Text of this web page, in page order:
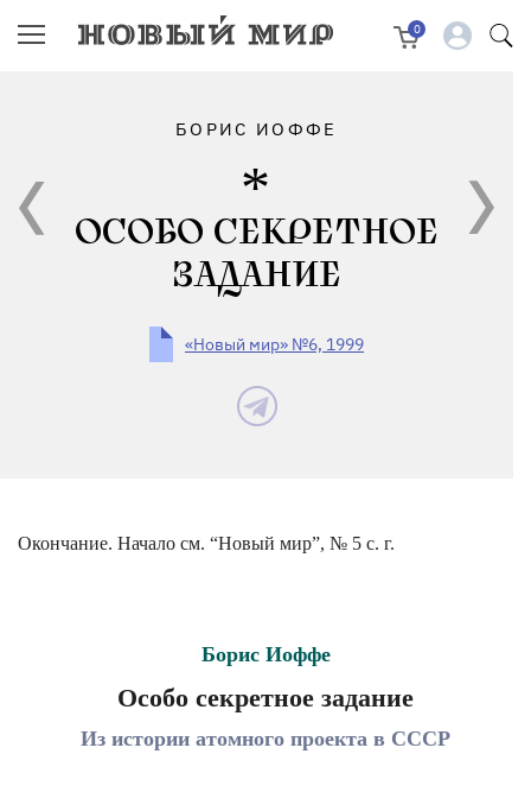
0
БОРИС ИОФФЕ
ОСОБО СЕКРЕТНОЕ
ЗАДАНИЕ
«Новый мир» №6, 1999
Окончание. Начало см. “Новый мир”, № 5 с. г.
Борис Иоффе
Особо секретное задание
Из истории атомного проекта в СССР